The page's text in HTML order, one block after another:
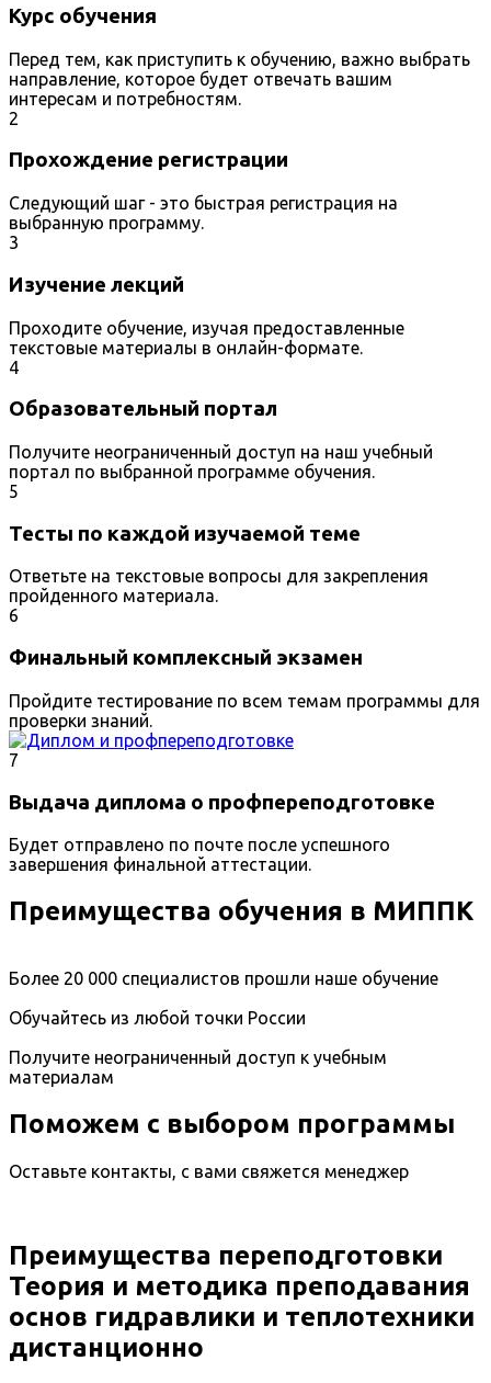
Курс обучения
Перед тем, как приступить к обучению, важно выбрать
направление, которое будет отвечать вашим
интересам и потребностям.
2
Прохождение регистрации
Следующий шаг - это быстрая регистрация на
выбранную программу.
3
Изучение лекций
Проходите обучение, изучая предоставленные
текстовые материалы в онлайн-формате.
4
Образовательный портал
Получите неограниченный доступ на наш учебный
портал по выбранной программе обучения.
5
Тесты по каждой изучаемой теме
Ответьте на текстовые вопросы для закрепления
пройденного материала.
6
Финальный комплексный экзамен
Пройдите тестирование по всем темам программы для
проверки знаний.
7
Выдача диплома о профпереподготовке
Будет отправлено по почте после успешного
завершения финальной аттестации.
Преимущества обучения в МИППК
Более 20 000 специалистов прошли наше обучение
Обучайтесь из любой точки России
Получите неограниченный доступ к учебным
материалам
Поможем с выбором программы
Оставьте контакты, с вами свяжется менеджер
Преимущества переподготовки
Теория и методика преподавания
основ гидравлики и теплотехники
дистанционно